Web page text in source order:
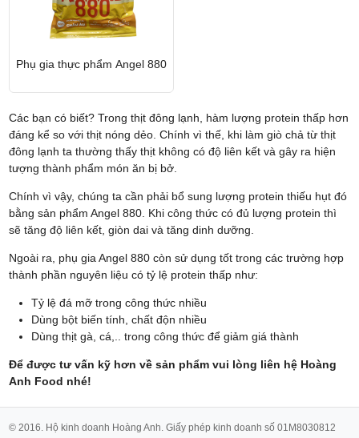
Phụ gia thực phẩm Angel 880
Các bạn có biết? Trong thịt đông lạnh, hàm lượng protein thấp hơn
đáng kể so với thịt nóng dẻo. Chính vì thế, khi làm giò chả từ thịt
đông lạnh ta thường thấy thịt không có độ liên kết và gây ra hiện
tượng thành phẩm món ăn bị bở.
Chính vì vậy, chúng ta cần phải bổ sung lượng protein thiếu hụt đó
bằng sản phẩm Angel 880. Khi công thức có đủ lượng protein thì
sẽ tăng độ liên kết, giòn dai và tăng dinh dưỡng.
Ngoài ra, phụ gia Angel 880 còn sử dụng tốt trong các trường hợp
thành phần nguyên liệu có tỷ lệ protein thấp như:
Tỷ lệ đá mỡ trong công thức nhiều
Dùng bột biến tính, chất độn nhiều
Dùng thịt gà, cá,.. trong công thức để giảm giá thành
Để được tư vấn kỹ hơn về sản phẩm vui lòng liên hệ Hoàng
Anh Food nhé!
© 2016. Hộ kinh doanh Hoàng Anh. Giấy phép kinh doanh số 01M8030812